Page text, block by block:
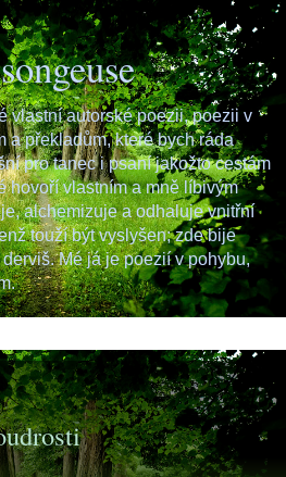
vlastní autorské poezii, poezii v
a překladům, které bych ráda
pro tanec i psaní jakožto cestám
hovoří vlastním a mně líbivým
alchemizuje a odhaluje vnitřní
touží být vyslyšen; zde bije
Mé já je poezií v pohybu,